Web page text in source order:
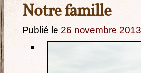
Notre famille
Publié le 26 novembre 2013